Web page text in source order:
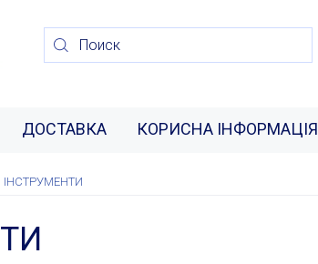
ДОСТАВКА КОРИСНА ІНФОРМАЦІЯ
ІНСТРУМЕНТИ